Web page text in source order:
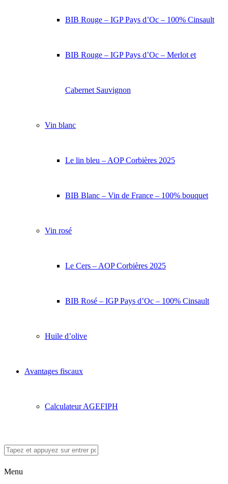
BIB Rouge – IGP Pays d’Oc – 100% Cinsault
BIB Rouge – IGP Pays d’Oc – Merlot et
Cabernet Sauvignon
Vin blanc
Le lin bleu – AOP Corbières 2025
BIB Blanc – Vin de France – 100% bouquet
Vin rosé
Le Cers – AOP Corbières 2025
BIB Rosé – IGP Pays d’Oc – 100% Cinsault
Huile d’olive
Avantages fiscaux
Calculateur AGEFIPH
Menu